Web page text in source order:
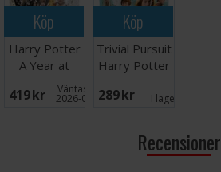
Köp
Harry Potter
A Year at
Hogwarts
419 SEK Väntas in:
2026-08-15
Köp
Trivial Pursuit
Harry Potter
289 SEK I lager:
Recensioner